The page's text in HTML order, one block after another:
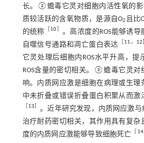
长。②蟾毒它灵对细胞内活性氧的影
质较活跃的含氧物质，是源自O2 且比
的统称 ［10］ 。高浓度的ROS能够诱
自噬信号通路和凋亡蛋白表达 ［11 ， 12
它灵处理后细胞内ROS水平升高，提
ROS含量的密切相关。③蟾毒它灵对
响。内质网应激是细胞在病理或生理
中未折叠或错误折叠蛋白积聚从而激
［13］ 。近年研究发现，内质网应激
治疗耐药密切相关，其作用具有复杂
度的内质网应激能够导致细胞死亡 ［ 14